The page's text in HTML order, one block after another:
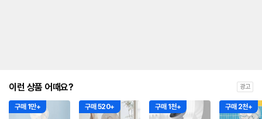
이런 상품 어때요? 광고
구매 1만+ 구매 520+ 구매 1천+ 구매 2천+